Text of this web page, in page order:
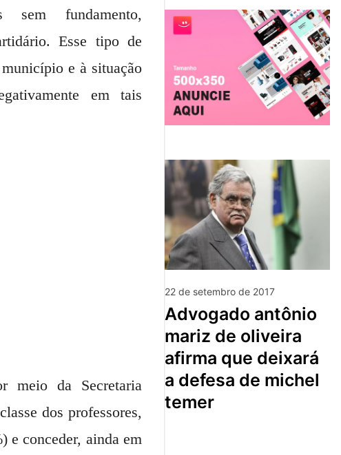
sem fundamento,
Esse tipo de
e à situação
em tais
meio da Secretaria
dos professores,
e conceder, ainda em
22 de setembro de 2017
advogado antônio
mariz de oliveira
afirma que deixará
a defesa de michel
temer